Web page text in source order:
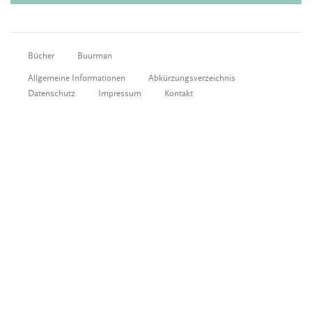
Bücher Buurman
Allgemeine Informationen
Abkürzungsverzeichnis
Datenschutz
Impressum Kontakt